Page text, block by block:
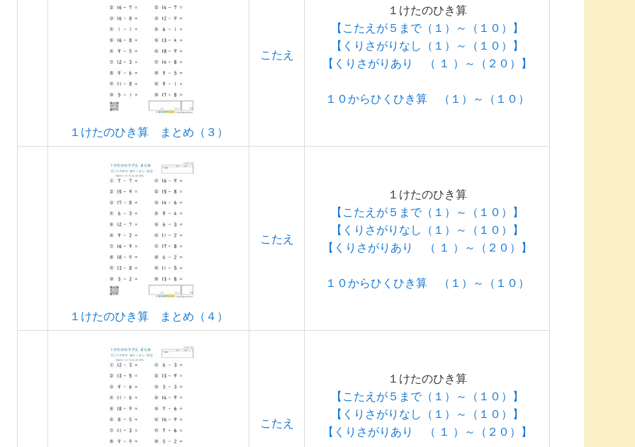
１けたのひき算 まとめ（３）
こたえ
１けたのひき算
【こたえが５まで（１）～（１０）】
【くりさがりなし（１）～（１０）】
【くりさがりあり （ １ ）～（２０）】
１０からひくひき算 （１）～（１０）
１けたのひき算 まとめ（４）
こたえ
１けたのひき算
【こたえが５まで（１）～（１０）】
【くりさがりなし（１）～（１０）】
【くりさがりあり （ １ ）～（２０）】
１０からひくひき算 （１）～（１０）
こたえ
１けたのひき算
【こたえが５まで（１）～（１０）】
【くりさがりなし（１）～（１０）】
【くりさがりあり （ １ ）～（２０）】